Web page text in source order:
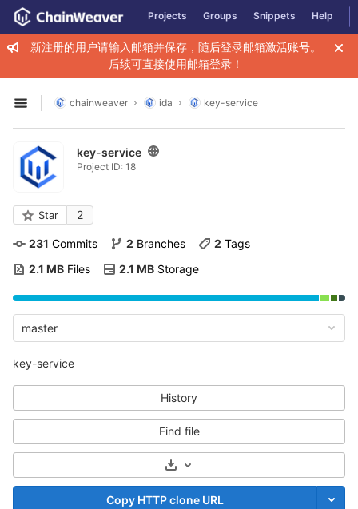
Skip to content
GitLab Projects Groups Snippets Help
新注册的用户请输入邮箱并保存，随后登录邮箱激活账号。
后续可直接使用邮箱登录！
Open sidebar
chainweaver ida key-service
key-service
Project ID: 18
Star 2
231 Commits 2 Branches 2 Tags
2.1 MB Files 2.1 MB Storage
master
key-service
History
Find file
Select Archive Format
Copy HTTP clone URL